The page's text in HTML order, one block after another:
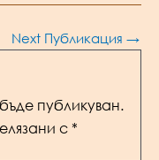
Next Публикация →
публикуван.
с *